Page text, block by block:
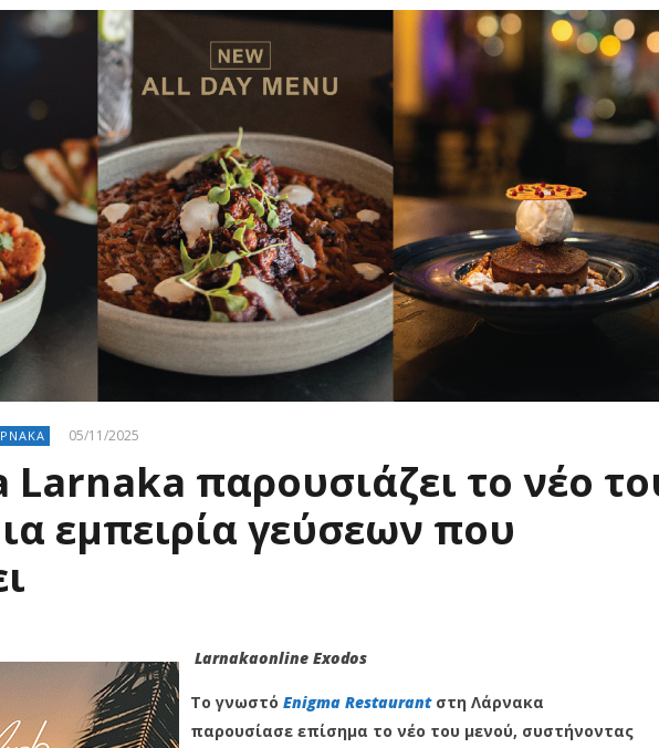
05/11/2025
Larnaka παρουσιάζει το νέο
εμπειρία γεύσεων που
Larnakaonline Exodos
Το γνωστό Enigma Restaurant στη Λάρνακα
παρουσίασε επίσημα το νέο του μενού, συστήνοντας